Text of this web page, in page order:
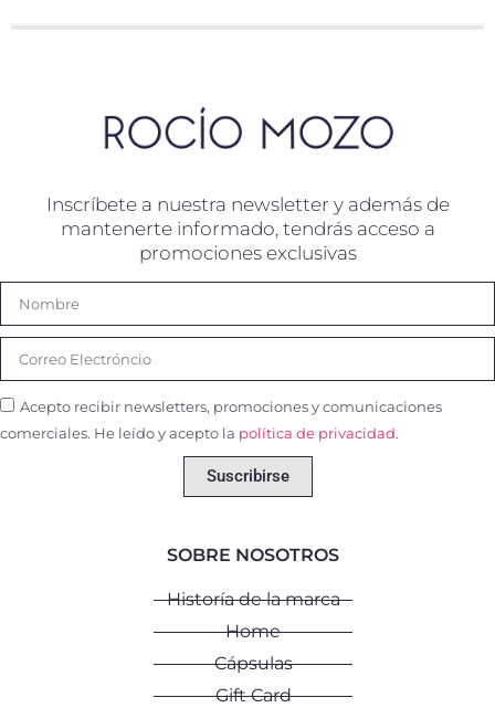
Inscríbete a nuestra newsletter y además de
mantenerte informado, tendrás acceso a
promociones exclusivas
Acepto recibir newsletters, promociones y comunicaciones
comerciales. He leído y acepto la política de privacidad.
Suscribirse
SOBRE NOSOTROS
Historía de la marca
Home
Cápsulas
Gift Card